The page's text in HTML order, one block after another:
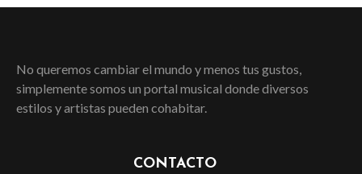
No queremos cambiar el mundo y menos tus gustos,
simplemente somos un portal musical donde diversos
estilos y artistas pueden cohabitar.
CONTACTO